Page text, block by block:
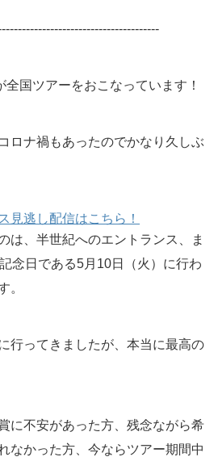
国ツアーをおこなっています！
ロナ禍もあったのでかなり久しぶ
見逃し配信はこちら！
は、半世紀へのエントランス、ま
念日である5月10日（火）に行わ
。
行ってきましたが、本当に最高の
に不安があった方、残念ながら希
なかった方、今ならツアー期間中